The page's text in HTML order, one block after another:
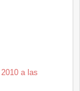
a las